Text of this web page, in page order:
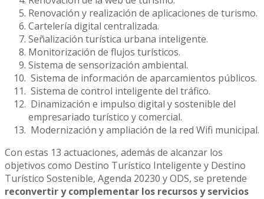
Renovación y realización de aplicaciones de turismo.
Cartelería digital centralizada.
Señalización turística urbana inteligente.
Monitorización de flujos turísticos.
Sistema de sensorización ambiental.
Sistema de información de aparcamientos públicos.
Sistema de control inteligente del tráfico.
Dinamización e impulso digital y sostenible del
empresariado turístico y comercial.
Modernización y ampliación de la red Wifi municipal.
Con estas 13 actuaciones, además de alcanzar los
objetivos como Destino Turístico Inteligente y Destino
Turístico Sostenible, Agenda 20230 y ODS, se pretende
reconvertir y complementar los recursos y servicios